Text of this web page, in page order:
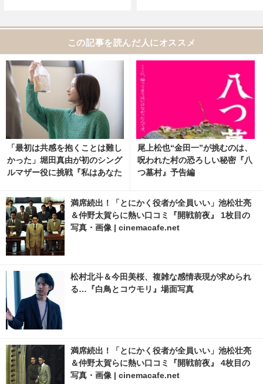
この記事を読んだ人にオススメ
「最初は共感を抱くことは難し
かった」堀田真由が初のシング
ルマザー役に挑戦『私はあなた
目の写真・画像 | cinemacafe.
net
尾上松也“金田一”が挑むのは、
呪われた村の恐ろしい秘密『八
つ墓村』予告編
満席続出！「とにかく役者が全員いい」池松壮亮
＆仲野太賀らに熱い口コミ『開戦前夜』 1枚目の
写真・画像 | cinemacafe.net
松村北斗＆今田美桜、複雑な感情表現が求められ
る…『白鳥とコウモリ』場面写真
満席続出！「とにかく役者が全員いい」池松壮亮
＆仲野太賀らに熱い口コミ『開戦前夜』 4枚目の
写真・画像 | cinemacafe.net